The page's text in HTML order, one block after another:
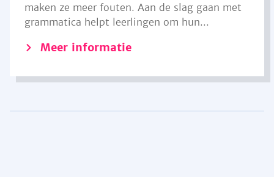
maken ze meer fouten. Aan de slag gaan met
grammatica helpt leerlingen om hun...
Meer informatie